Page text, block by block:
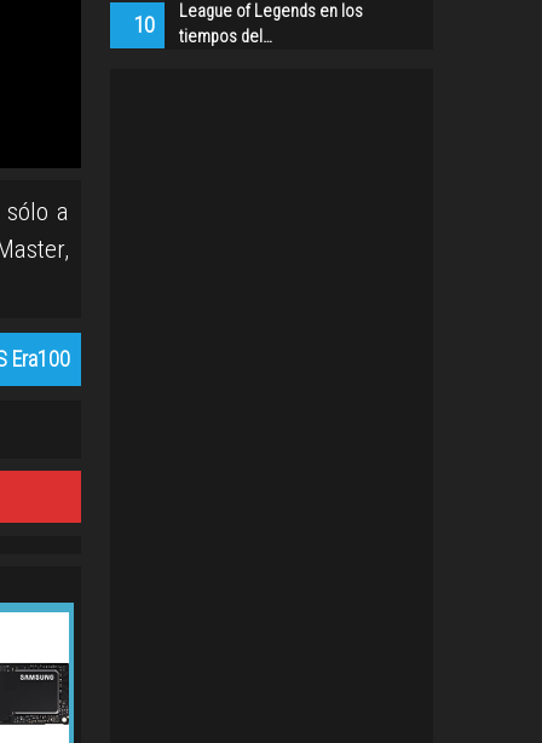
a
Era100
10
League of Legends en los
tiempos del…